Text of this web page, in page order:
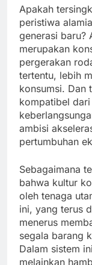
Apakah
peristiwa
generasi baru?
merupakan
pergerakan
tertentu, lebih
konsumsi. Dan
kompatibel
ambisi
pertumbuhan
Sebagaimana
bahwa kultur
oleh tenaga
ini, yang terus
menerus
segala barang
Dalam sistem
melainkan